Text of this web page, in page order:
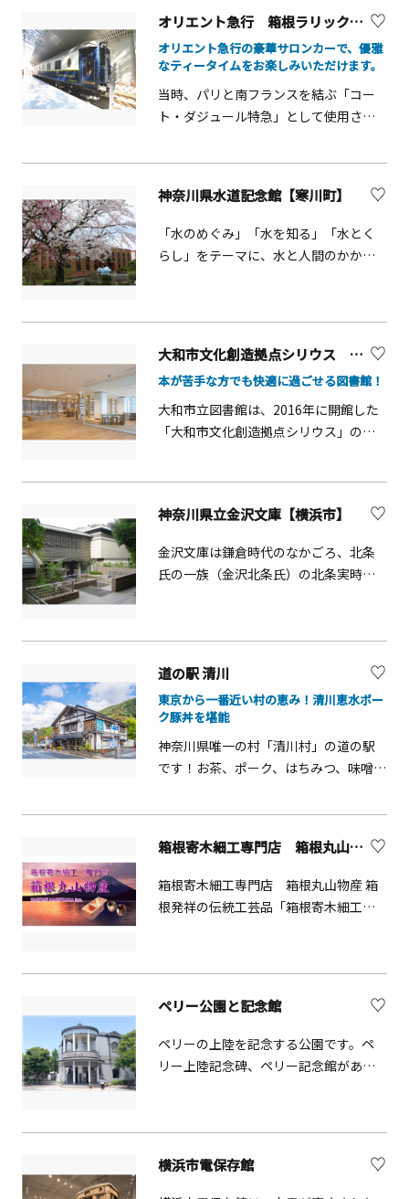
ットの上を走って遊べるエアトラッ
ク・ファクトリーなど、時間を忘れて
楽しく過ごせる広場です。その他に1日
最大4時間まで預けられる一時保育室も
あります。急な用事や、お母さん・お
父さんのリフレッシュ目的でも使えま
史
手伝いをいたします。日本を代表する
観光地にある「道の駅」箱根峠は、霊
峰富士を仰ぎ、芦ノ湖や箱根の山々を
望む絶好の場所にあります。また、軽
食（そば・うどん他）や、地元の新鮮
しております。箱根にお越しの際に
は、ぜひお立ち寄りください。お待ち
しております。
オリエント急行 箱根ラリック美術館 内
オリエント急行の豪華サロンカーで、優雅
なティータイムをお楽しみいただけます。
当時、パリと南フランスを結ぶ「コー
ト・ダジュール特急」として使用され
に移設されています。1929年製
No.4158この豪華サロンカーで、優雅な
ティータイムをお楽しみいただけま
す。お申し込みは、当日レストラン受
神奈川県水道記念館【寒川町】
「水のめぐみ」「水を知る」「水とく
らし」をテーマに、水と人間のかかわ
トロな外観の建物も魅力的で、和風庭
園や、噴水を備えた水の広場もありま
す。
大和市文化創造拠点シリウス 大和市立図書館
本が苦手な方でも快適に過ごせる図書館！
大和市立図書館は、2016年に開館した
「大和市文化創造拠点シリウス」の中
の健康テラスでは毎日さまざまなイベ
というと「本を借りる・読む、勉強を
するところ」といったイメージがある
ーも幅広い世代に人気です。3階には
「屋内こども広場」と隣接した「こど
も図書館」があり、カラフルで楽しい
空間の中で、ご家族そろって本に親し
むことができます。読み聞かせボラン
料です。どうぞお気軽にお越しくださ
史
神奈川県立金沢文庫【横浜市】
金沢文庫は鎌倉時代のなかごろ、北条
氏の一族（金沢北条氏）の北条実時が
ので、収集の方針はその後も顕時・貞
れ、蔵書の充実がはかられました。金
沢北条氏は鎌倉幕府滅亡と運命をとも
にしましたが、以後、文庫は隣接する
菩提寺の称名寺によって管理され近代
に至りました。現在の金沢文庫は昭和5
興したもので、平成2年（1990）から装
いも新たに歴史博物館として活動を行
っています。県立金沢文庫は、鎌倉時
代の諸相を今日に伝える貴重な文化財
を後世に伝えるとともに、その調査・
道の駅 清川
東京から一番近い村の恵み！清川恵水ポー
ク豚丼を堪能
神奈川県唯一の村「清川村」の道の駅
です！お茶、ポーク、はちみつ、味噌な
込めて作ったお惣菜など、地の味を揃
箱根寄木細工専門店 箱根丸山物産【箱根町】
箱根寄木細工専門店 箱根丸山物産 箱
根発祥の伝統工芸品「箱根寄木細工」
やコースターなどの食器類や、ボール
ペンやペン立てといった文具、用途に
合わせてお選び頂ける小物入れや引き
出しなど、美しい寄木に彩られた様々
な商品をご用意しております。また、
非当店で名工の逸品をご堪能ください
ペリー公園と記念館
ペリーの上陸を記念する公園です。ペ
リー上陸記念碑、ペリー記念館がある
には、ペリー公園を会場として久里浜
ペリー祭が開催されます。
横浜市電保存館